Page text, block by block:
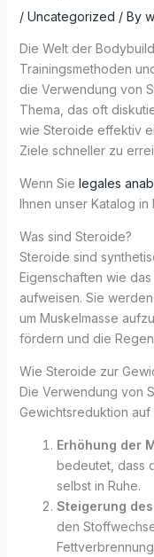
/ Uncategorized / By
Die Welt der
Trainingsmethoden
die Verwendung von
Thema, das oft
wie Steroide effektiv
Ziele schneller zu
Wenn Sie legales
Ihnen unser Katalog
Was sind Steroide?
Steroide sind
Eigenschaften wie
aufweisen. Sie
um Muskelmasse
fördern und die
Wie Steroide zur
Die Verwendung von
Gewichtsreduktion
Erhöhung der
bedeutet, dass
selbst in Ruhe.
Steigerung
den